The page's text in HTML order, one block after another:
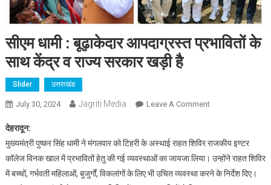
सीएम धामी : बूढ़ाकेदार आपदाग्रस्त प्रभावितों के
साथ केंद्र व राज्य सरकार खड़ी है
Slider उत्तराखंड
July 30, 2024 Jagriti Media Leave A CommentOn
:
बूढ़ाकेदार
आपदाग्रस्त
देहरादून:
मुख्यमंत्री पुष्कर सिंह धामी ने मंगलवार को टिहरी के अस्थाई राहत शिविर राजकीय इण्टर
कॉलेज विनक खाल में प्रभावितों हेतु की गई व्यवस्थाओं का जायजा लिया। उन्होंने राहत शिविर
में बच्चों, गर्भवती महिलाओं, बुजुर्गों, विकलांगों के लिए भी उचित व्यवस्था करने के निर्देश दिए।